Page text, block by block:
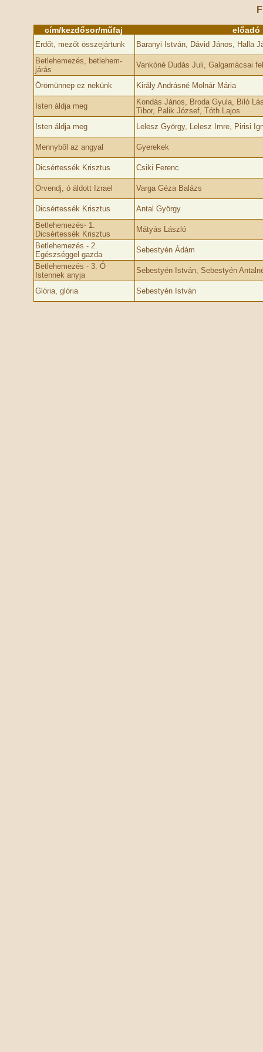
cím/kezdősor/műfaj előadó
Erdőt, mezőt összejártunk
Baranyi István, Dávid János, Halla
Betlehemezés, betlehem-
járás
Vankóné Dudás Juli, Galgamácsai
Örömünnep ez nekünk Király Andrásné Molnár Mária
Isten áldja meg
Kondás János, Broda Gyula, Biló
Tibor, Palik József, Tóth Lajos
Isten áldja meg
Lelesz György, Lelesz Imre, Pirisi
Mennyből az angyal Gyerekek
Dicsértessék Krisztus Csiki Ferenc
Örvendj, ó áldott Izrael Varga Géza Balázs
Dicsértessék Krisztus
Antal György
Betlehemezés- 1.
Dicsértessék Krisztus
Mátyás László
Betlehemezés - 2.
Egészséggel gazda
Sebestyén Ádám
Betlehemezés - 3. Ó
Istennek anyja
Sebestyén István, Sebestyén
Glória, glória Sebestyén István